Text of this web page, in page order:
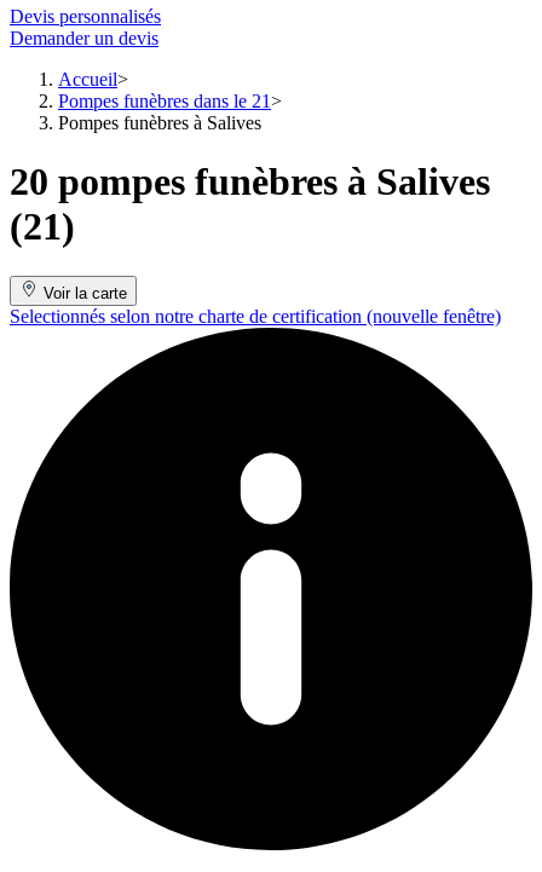
Devis personnalisés
Demander un devis
Accueil
Pompes funèbres dans le 21
Pompes funèbres à Salives
20 pompes funèbres à Salives
(21)
Voir la carte
Selectionnés selon notre charte de certification (nouvelle fenêtre)